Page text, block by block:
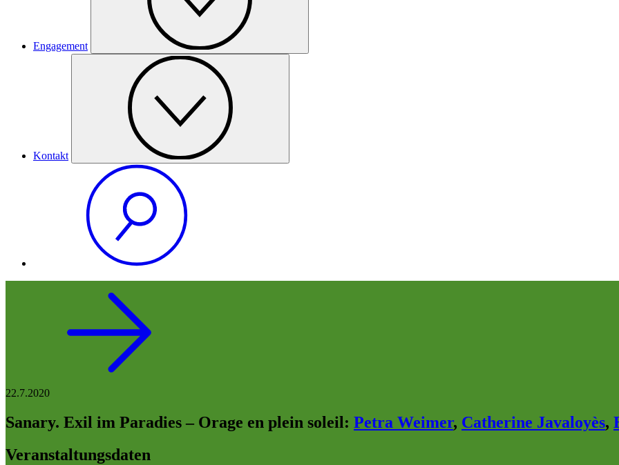
Engagement
Kontakt
22.7.2020
Sanary. Exil im Paradies – Orage en plein soleil: Petra Weimer, Catherine Javaloyès,
Veranstaltungsdaten